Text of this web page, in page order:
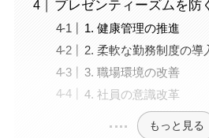
プレゼンティーズムを防
1. 健康管理の推進
2. 柔軟な勤務制度の導
3. 職場環境の改善
4. 社員の意識改革
もっと見る